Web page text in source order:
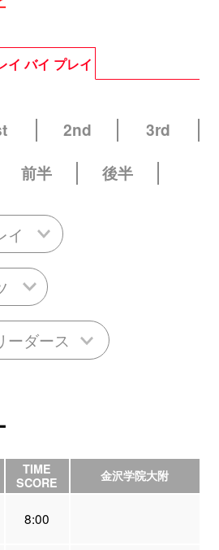
イ バイ プレイ
2nd
3rd
前半 後半
イ
ーダース
TIME
SCORE
金沢学院大附
8:00